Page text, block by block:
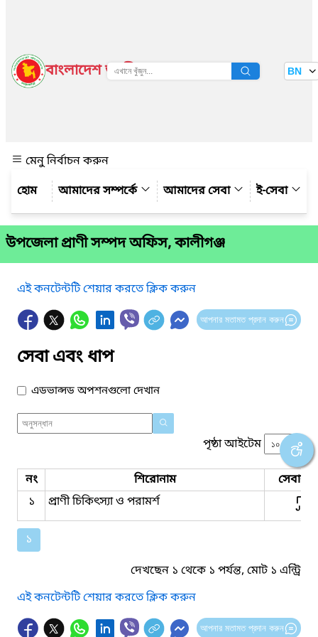
বাংলাদেশ জাতীয় তথ্য বাতায়ন BN
মেনু নির্বাচন করুন
আমাদের সম্পর্কে
আমাদের সেবা ই-সেবা
উপজেলা প্রাণী সম্পদ অফিস, কালীগঞ্জ
এই কনটেন্টটি শেয়ার করতে ক্লিক করুন
আপনার মতামত প্রদান করুন
সেবা এবং ধাপ
এডভান্সড অপশনগুলো দেখান
পৃষ্ঠা আইটেম
নং শিরোনাম
সেবার
১
প্রাণী চিকিৎস্যা ও পরামর্শ
১
দেখছেন ১ থেকে ১ পর্যন্ত, মোট ১ এন্ট্রি
এই কনটেন্টটি শেয়ার করতে ক্লিক করুন
আপনার মতামত প্রদান করুন